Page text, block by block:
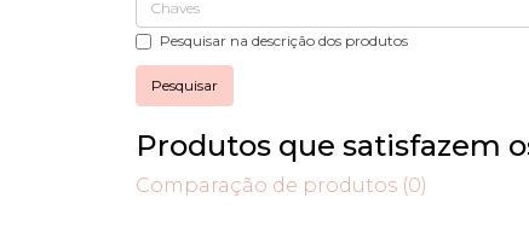
Pesquisar na descrição dos produtos
Produtos que satisfazem
Comparação de produtos (0)